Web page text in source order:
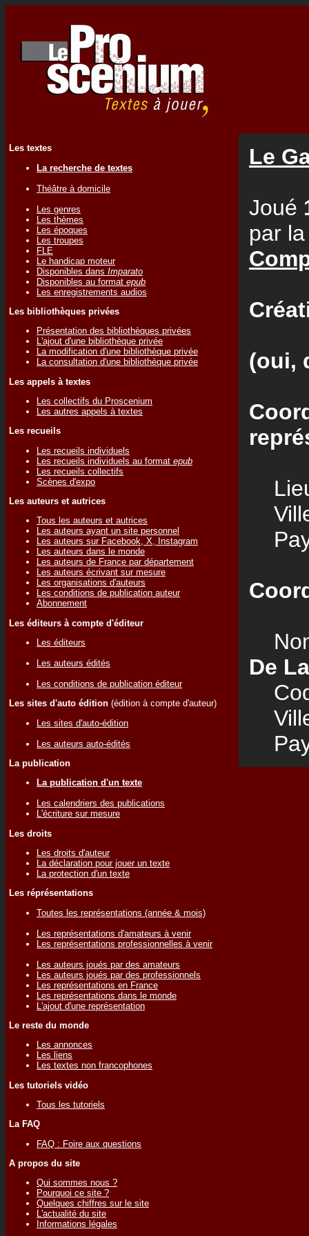
Les textes
La recherche de textes
Théâtre à domicile
Les genres
Les thèmes
Les époques
Les troupes
FLE
Le handicap moteur
Disponibles dans Imparato
Disponibles au format epub
Les enregistrements audios
Les bibliothèques privées
Présentation des bibliothèques privées
L'ajout d'une bibliothèque privée
La modification d'une bibliothèque privée
La consultation d'une bibliothèque privée
Les appels à textes
Les collectifs du Proscenium
Les autres appels à textes
Les recueils
Les recueils individuels
Les recueils individuels au format epub
Les recueils collectifs
Scènes d'expo
Les auteurs et autrices
Tous les auteurs et autrices
Les auteurs ayant un site personnel
Les auteurs sur Facebook, X, Instagram
Les auteurs dans le monde
Les auteurs de France par département
Les auteurs écrivant sur mesure
Les organisations d'auteurs
Les conditions de publication auteur
Abonnement
Les éditeurs à compte d'éditeur
Les éditeurs
Les auteurs édités
Les conditions de publication éditeur
Les sites d'auto édition (édition à compte d'auteur)
Les sites d'auto-édition
Les auteurs auto-édités
La publication
La publication d'un texte
Les calendriers des publications
L'écriture sur mesure
Les droits
Les droits d'auteur
La déclaration pour jouer un texte
La protection d'un texte
Les réprésentations
Toutes les représentations (année & mois)
Les représentations d'amateurs à venir
Les représentations professionnelles à venir
Les auteurs joués par des amateurs
Les auteurs joués par des professionnels
Les représentations en France
Les représentations dans le monde
L'ajout d'une représentation
Le reste du monde
Les annonces
Les liens
Les textes non francophones
Les tutoriels vidéo
Tous les tutoriels
La FAQ
FAQ : Foire aux questions
A propos du site
Qui sommes nous ?
Pourquoi ce site ?
Quelques chiffres sur le site
L'actualité du site
Informations légales
Le
Joué
par
(oui,
De